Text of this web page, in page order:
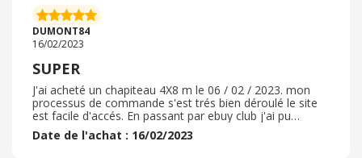
la livraison s'est très bien passée avec un RDV avec le
livreur. Je recommande vivement ce magasin et je le
mettrai dans mes magasins favoris en ligne.
DUMONT84
16/02/2023
SUPER
J'ai acheté un chapiteau 4X8 m le 06 / 02 / 2023. mon
processus de commande s'est trés bien déroulé le site
est facile d'accés. En passant par ebuy club j'ai pu
bénéficier d'une trentaine d'euro sur une commande de
900 € environ. Le déllai de livraison a été très rapide en
Date de l'achat : 16/02/2023